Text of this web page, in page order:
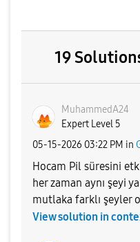
19
MuhammedA24
Expert Level 5
‎05-15-2026 03:22 PM in
Hocam Pil süresini
her zaman aynı şeyi
mutlaka farklı şeyler
View solution in